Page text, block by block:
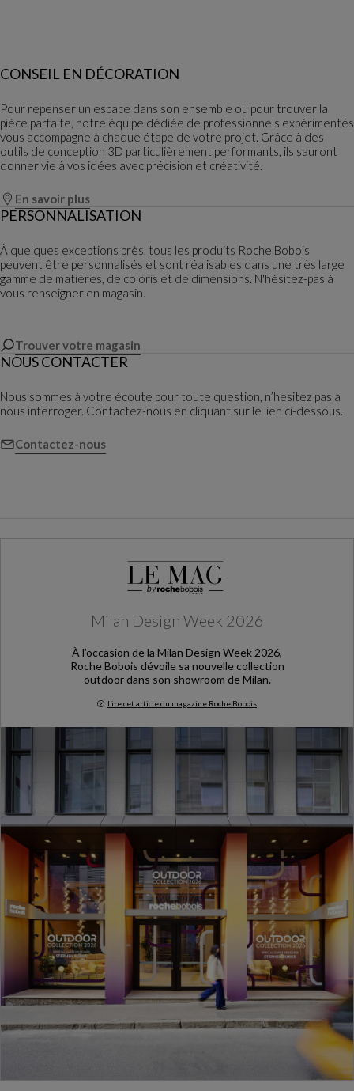
CONSEIL EN DÉCORATION
Pour repenser un espace dans son ensemble ou pour trouver la
pièce parfaite, notre équipe dédiée de professionnels expérimentés
vous accompagne à chaque étape de votre projet. Grâce à des
outils de conception 3D particulièrement performants, ils sauront
donner vie à vos idées avec précision et créativité.
En savoir plus
PERSONNALISATION
À quelques exceptions près, tous les produits Roche Bobois
peuvent être personnalisés et sont réalisables dans une très large
gamme de matières, de coloris et de dimensions. N'hésitez-pas à
vous renseigner en magasin.
Trouver votre magasin
NOUS CONTACTER
Nous sommes à votre écoute pour toute question, n’hesitez pas a
nous interroger. Contactez-nous en cliquant sur le lien ci-dessous.
Contactez-nous
Milan Design Week 2026
À l’occasion de la Milan Design Week 2026,
Roche Bobois dévoile sa nouvelle collection
outdoor dans son showroom de Milan.
Lire cet article du magazine Roche Bobois
Milan Design Week 2026